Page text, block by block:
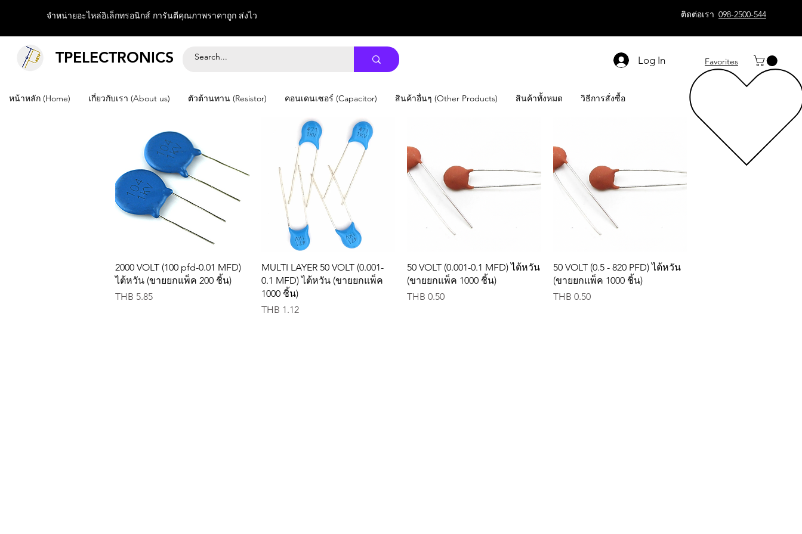
จำหน่ายอะไหล่อิเล็กทรอนิกส์ การันตีคุณภาพราคาถูก ส่งไว ติดต่อเรา 098-2500-544
TPELECTRONICS Log In Favorites
หน้าหลัก (Home) เกี่ยวกับเรา (About us) ตัวต้านทาน (Resistor) คอนเดนเซอร์ (Capacitor) สินค้าอื่นๆ (Other Products) สินค้าทั้งหมด วิธีการสั่งซื้อ
Quick View
2000 VOLT (100 pfd-0.01 MFD)
ไต้หวัน (ขายยกแพ็ค 200 ชิ้น)
Price
THB 5.85
Quick View
MULTI LAYER 50 VOLT (0.001-
0.1 MFD) ไต้หวัน (ขายยกแพ็ค
1000 ชิ้น)
Price
THB 1.12
Quick View
50 VOLT (0.001-0.1 MFD) ไต้หวัน
(ขายยกแพ็ค 1000 ชิ้น)
Price
THB 0.50
Quick View
50 VOLT (0.5 - 820 PFD) ไต้หวัน
(ขายยกแพ็ค 1000 ชิ้น)
Price
THB 0.50